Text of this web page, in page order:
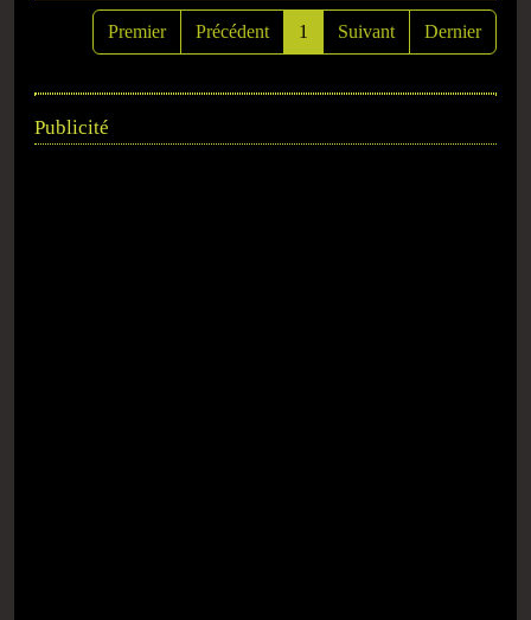
Premier Précédent 1 Suivant Dernier
Publicité